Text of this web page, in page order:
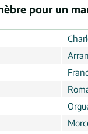
pour un